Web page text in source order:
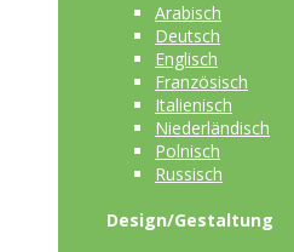
Arabisch
Deutsch
Englisch
Französisch
Italienisch
Niederländisch
Polnisch
Russisch
Design/Gestaltung